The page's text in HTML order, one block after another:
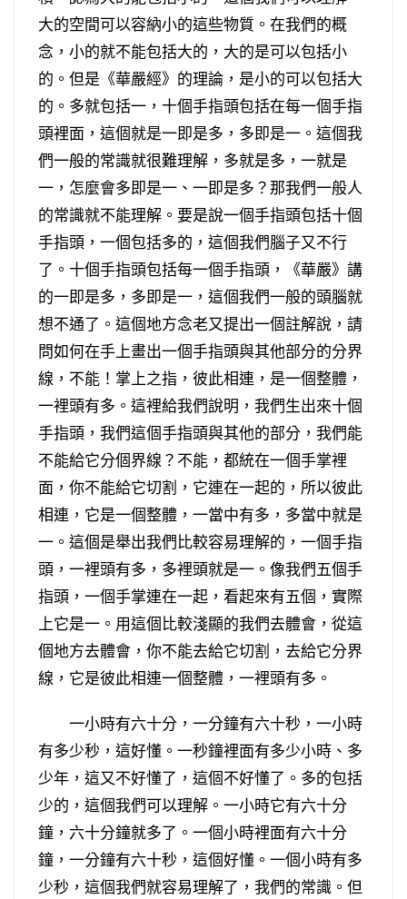
大的空間可以容納小的這些物質。在我們的概
念，小的就不能包括大的，大的是可以包括小
的。但是《華嚴經》的理論，是小的可以包括大
的。多就包括一，十個手指頭包括在每一個手指
頭裡面，這個就是一即是多，多即是一。這個我
們一般的常識就很難理解，多就是多，一就是
一，怎麼會多即是一、一即是多？那我們一般人
的常識就不能理解。要是說一個手指頭包括十個
手指頭，一個包括多的，這個我們腦子又不行
了。十個手指頭包括每一個手指頭，《華嚴》講
的一即是多，多即是一，這個我們一般的頭腦就
想不通了。這個地方念老又提出一個註解說，請
問如何在手上畫出一個手指頭與其他部分的分界
線，不能！掌上之指，彼此相連，是一個整體，
一裡頭有多。這裡給我們說明，我們生出來十個
手指頭，我們這個手指頭與其他的部分，我們能
不能給它分個界線？不能，都統在一個手掌裡
面，你不能給它切割，它連在一起的，所以彼此
相連，它是一個整體，一當中有多，多當中就是
一。這個是舉出我們比較容易理解的，一個手指
頭，一裡頭有多，多裡頭就是一。像我們五個手
指頭，一個手掌連在一起，看起來有五個，實際
上它是一。用這個比較淺顯的我們去體會，從這
個地方去體會，你不能去給它切割，去給它分界
線，它是彼此相連一個整體，一裡頭有多。
一小時有六十分，一分鐘有六十秒，一小時
有多少秒，這好懂。一秒鐘裡面有多少小時、多
少年，這又不好懂了，這個不好懂了。多的包括
少的，這個我們可以理解。一小時它有六十分
鐘，六十分鐘就多了。一個小時裡面有六十分
鐘，一分鐘有六十秒，這個好懂。一個小時有多
少秒，這個我們就容易理解了，我們的常識。但